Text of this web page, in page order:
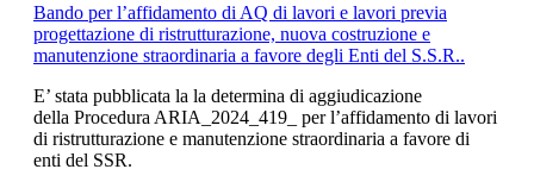
Bando per l’affidamento di AQ di lavori e lavori previa
progettazione di ristrutturazione, nuova costruzione e
manutenzione straordinaria a favore degli Enti del S.S.R..
E’ stata pubblicata la la determina di aggiudicazione
della Procedura ARIA_2024_419_ per l’affidamento di lavori
di ristrutturazione e manutenzione straordinaria a favore di
enti del SSR.